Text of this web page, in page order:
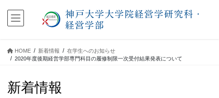
HOME 新着情報
在学生へのお知らせ
2020年度後期経営学部専門科目の履修制限一次受付結果発表について
新着情報